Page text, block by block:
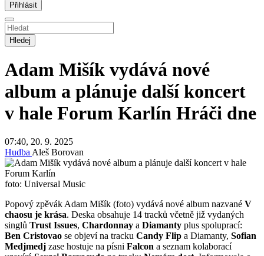
Hledej
Adam Mišík vydává nové
album a plánuje další koncert
v hale Forum Karlín Hráči dne
07:40, 20. 9. 2025
HudbaAleš Borovan
foto: Universal Music
Popový zpěvák Adam Mišík (foto) vydává nové album nazvané V
chaosu je krása. Deska obsahuje 14 tracků včetně již vydaných
singlů Trust Issues, Chardonnay a Diamanty plus spoluprací:
Ben Cristovao se objeví na tracku Candy Flip a Diamanty, Sofian
Medjmedj zase hostuje na písni Falcon a seznam kolaborací